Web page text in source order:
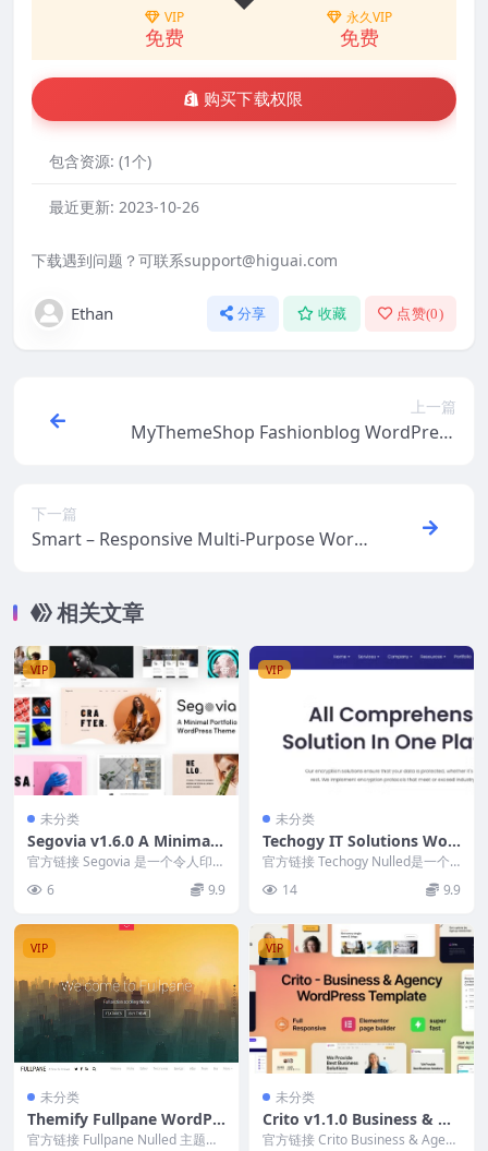
VIP
免费
永久VIP
免费
购买下载权限
包含资源: (1个)
最近更新: 2023-10-26
下载遇到问题？可联系support@higuai.com
Ethan 分享 收藏 点赞(0)
上一篇
MyThemeShop Fashionblog WordPress
下一篇
Smart – Responsive Multi-Purpose Word
相关文章
VIP
未分类
Segovia v1.6.0 A Minimal
Portfolio And Blog Theme
官方链接 Segovia 是一个令人印象
深刻且视觉上令人惊叹的最小组合
和博客 W...
6 9.9
VIP
未分类
Techogy IT Solutions Wor
dPress Theme v1.0
官方链接 Techogy Nulled是一个
完整的解决方案，现代WordPre
s... 14 9.9
VIP
未分类
Themify Fullpane WordPr
ess Theme v7.2.2
官方链接 Fullpane Nulled 主题的
VIP
未分类
Crito v1.1.0 Business & Ag
ency WordPress Theme
官方链接 Crito Business & Agenc